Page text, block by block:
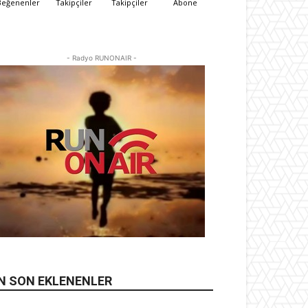
Takipçiler Takipçiler Abone
- Radyo RUNONAIR -
SON EKLENENLER